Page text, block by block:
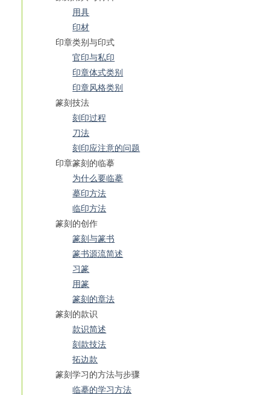
用具
印材
印章类别与印式
官印与私印
印章体式类别
印章风格类别
篆刻技法
刻印过程
刀法
刻印应注意的问题
印章篆刻的临摹
为什么要临摹
摹印方法
临印方法
篆刻的创作
篆刻与篆书
篆书源流简述
习篆
用篆
篆刻的章法
篆刻的款识
款识简述
刻款技法
拓边款
篆刻学习的方法与步骤
临摹的学习方法